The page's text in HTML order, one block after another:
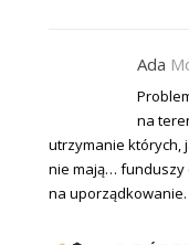
Ada
na
utrzymanie których,
nie mają… funduszy
na uporządkowanie.